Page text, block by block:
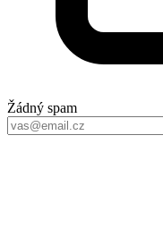
Žádný spam